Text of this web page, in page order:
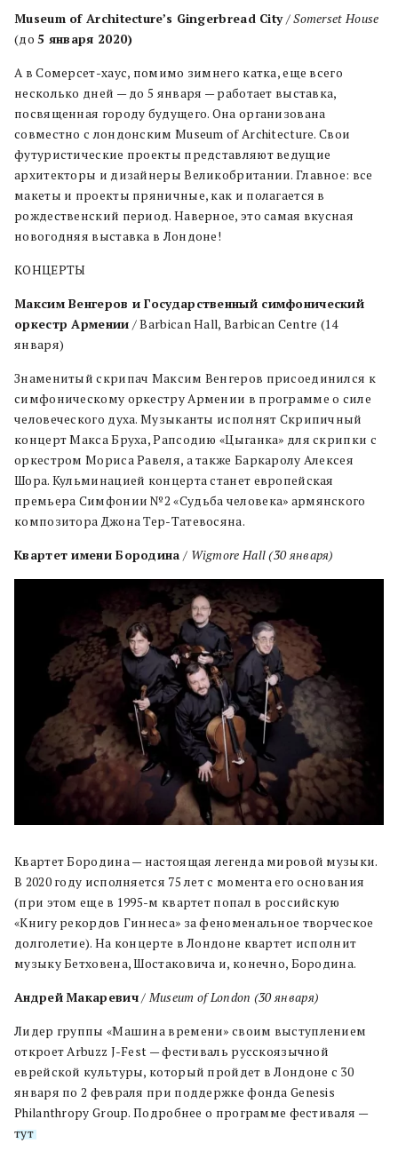
Museum of Architecture’s Gingerbread City/Somerset House
(до5 января 2020)
А в Сомерсет-хаус, помимо зимнего катка, еще всего
несколько дней — до 5 января — работает выставка,
посвященная городу будущего. Она организована
совместно с лондонским Museum of Architecture. Свои
футуристические проекты представляют ведущие
архитекторы и дизайнеры Великобритании. Главное: все
макеты и проекты пряничные, как и полагается в
рождественский период. Наверное, это самая вкусная
новогодняя выставка в Лондоне!
КОНЦЕРТЫ
Максим Венгеров и Государственный симфонический
оркестр Армении / Barbican Hall, Barbican Centre (14
января)
Знаменитый скрипач Максим Венгеров присоединился к
симфоническому оркестру Армении в программе о силе
человеческого духа. Музыканты исполнят Скрипичный
концерт Макса Бруха, Рапсодию «Цыганка» для скрипки с
оркестром Мориса Равеля, а также Баркаролу Алексея
Шора. Кульминацией концерта станет европейская
премьера Симфонии №2 «Судьба человека» армянского
композитора Джона Тер-Татевосяна.
Квартет имени Бородина / Wigmore Hall(30 января)
Квартет Бородина — настоящая легенда мировой музыки.
В 2020 году исполняется 75 лет с момента его основания
(при этом еще в 1995-м квартет попал в российскую
«Книгу рекордов Гиннеса» за феноменальное творческое
долголетие). На концерте в Лондоне квартет исполнит
музыку Бетховена, Шостаковича и, конечно, Бородина.
АндрейМакаревич/ Museum of London (30января)
Лидер группы «Машина времени» своим выступлением
откроет Arbuzz J-Fest — фестиваль русскоязычной
еврейской культуры, который пройдет в Лондоне с 30
января по 2 февраля при поддержке фонда Genesis
Philanthropy Group. Подробнее о программе фестиваля —
тут.